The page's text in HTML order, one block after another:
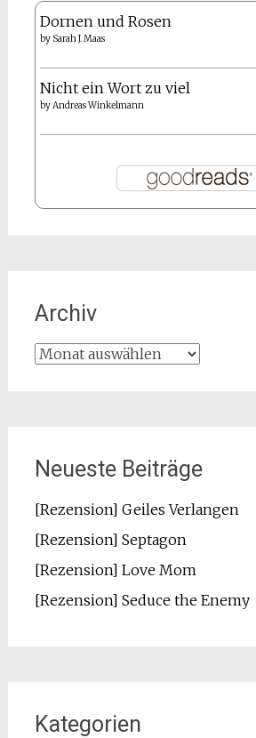
Dornen und Rosen
by Sarah J. Maas
Nicht ein Wort zu viel
byAndreas Winkelmann
Archiv
Archiv
Neueste Beiträge
[Rezension] Geiles Verlangen
[Rezension] Septagon
[Rezension] Love Mom
[Rezension] Seduce the Enemy
Kategorien